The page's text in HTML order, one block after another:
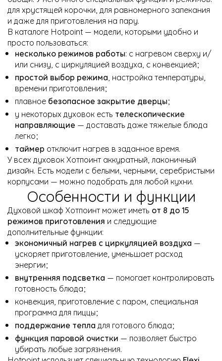
для хрустящей корочки, для равномерного запекания
и даже для приготовления на пару.
В каталоге Hotpoint — модели, которыми удобно и
просто пользоваться:
несколько режимов работы: с нагревом сверху и/
или снизу, с циркуляцией воздуха, с конвекцией;
простой выбор режима, настройка температуры,
времени приготовления;
плавное безопасное закрытие дверцы;
у некоторых духовок есть телескопические
направляющие — доставать даже тяжелые блюда
легко;
таймер отключит нагрев в заданное время.
У всех духовок Хотпоинт аккуратный, лаконичный
дизайн. Есть модели с белыми, черными, серебристыми
корпусами — можно подобрать для любой кухни.
Особенности и функции
Духовой шкаф Хотпоинт может иметь от 8 до 15
режимов приготовления и следующие
дополнительные функции:
экономичный нагрев с циркуляцией воздуха —
ускоряет приготовление, уменьшает расход
энергии;
внутренняя подсветка — помогает контролировать
готовность блюда;
конвекция, приготовление с паром, специальная
программа для пиццы;
поддержание тепла для готового блюда;
функция паровой очистки — позволяет быстро
убирать любые загрязнения.